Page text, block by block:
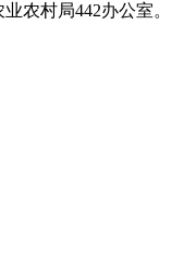
业农村局442办公室。